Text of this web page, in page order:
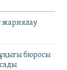
жариялау
бюросы